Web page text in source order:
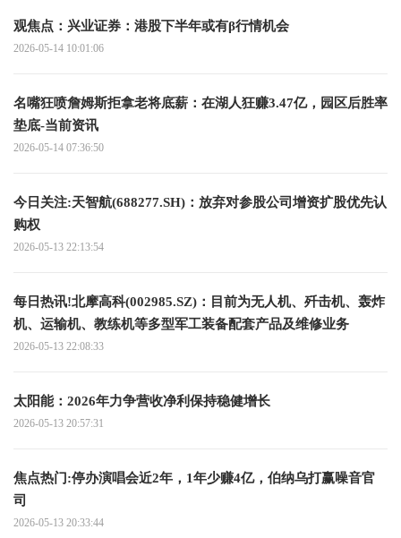
观焦点：兴业证券：港股下半年或有β行情机会
2026-05-14 10:01:06
名嘴狂喷詹姆斯拒拿老将底薪：在湖人狂赚3.47亿，园区后胜率
垫底-当前资讯
2026-05-14 07:36:50
今日关注:天智航(688277.SH)：放弃对参股公司增资扩股优先认
购权
2026-05-13 22:13:54
每日热讯!北摩高科(002985.SZ)：目前为无人机、歼击机、轰炸
机、运输机、教练机等多型军工装备配套产品及维修业务
2026-05-13 22:08:33
太阳能：2026年力争营收净利保持稳健增长
2026-05-13 20:57:31
焦点热门:停办演唱会近2年，1年少赚4亿，伯纳乌打赢噪音官
司
2026-05-13 20:33:44